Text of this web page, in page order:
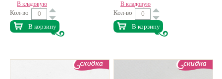
В кладовую
Кол-во
В корзину
В кладовую
Кол-во
В корзину